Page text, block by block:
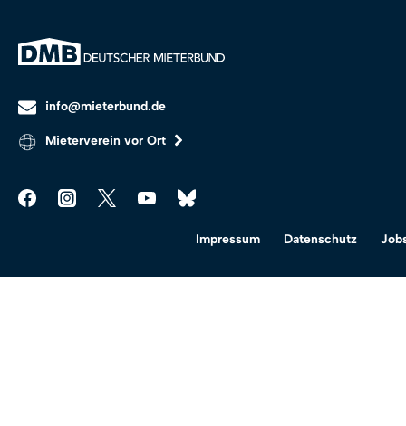
info@mieterbund.de
Mieterverein vor Ort
Impressum Datenschutz